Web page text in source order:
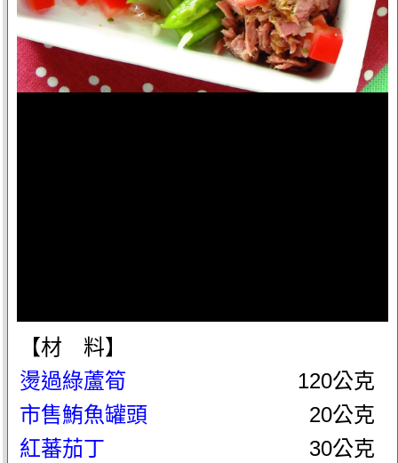
【材 料】
燙過綠蘆筍
120公克
市售鮪魚罐頭
20公克
紅蕃茄丁
30公克